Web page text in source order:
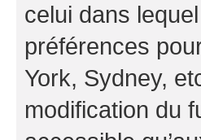
celui dans
préférences
York, Sydney,
modification du